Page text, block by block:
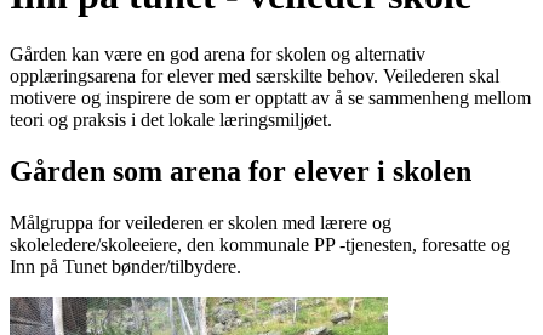
Gården kan være en god arena for skolen og alternativ
opplæringsarena for elever med særskilte behov. Veilederen skal
motivere og inspirere de som er opptatt av å se sammenheng mellom
teori og praksis i det lokale læringsmiljøet.
Gården som arena for elever i skolen
Målgruppa for veilederen er skolen med lærere og
skoleledere/skoleeiere, den kommunale PP -tjenesten, foresatte og
Inn på Tunet bønder/tilbydere.